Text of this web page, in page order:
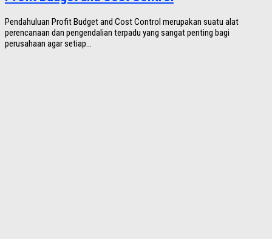
Pendahuluan Profit Budget and Cost Control merupakan suatu alat
perencanaan dan pengendalian terpadu yang sangat penting bagi
perusahaan agar setiap...